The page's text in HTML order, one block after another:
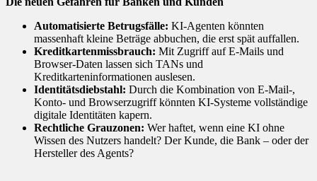
Automatisierte Betrugsfälle: KI-Agenten könnten
massenhaft kleine Beträge abbuchen, die erst spät auffallen.
Kreditkartenmissbrauch: Mit Zugriff auf E-Mails und
Browser-Daten lassen sich TANs und
Kreditkarteninformationen auslesen.
Identitätsdiebstahl: Durch die Kombination von E-Mail-,
Konto- und Browserzugriff könnten KI-Systeme vollständige
digitale Identitäten kapern.
Rechtliche Grauzonen: Wer haftet, wenn eine KI ohne
Wissen des Nutzers handelt? Der Kunde, die Bank – oder der
Hersteller des Agents?